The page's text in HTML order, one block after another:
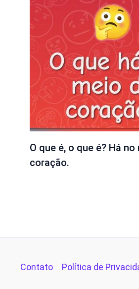
O que é, o que é? Há
coração.
Contato Política de